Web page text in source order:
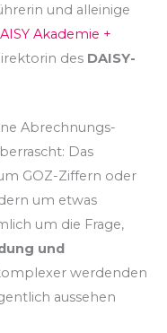
und alleinige
Akademie +
des DAISY-
Abrechnungs-
Das
GOZ-Ziffern oder
um etwas
um die Frage,
und
werdenden
aussehen